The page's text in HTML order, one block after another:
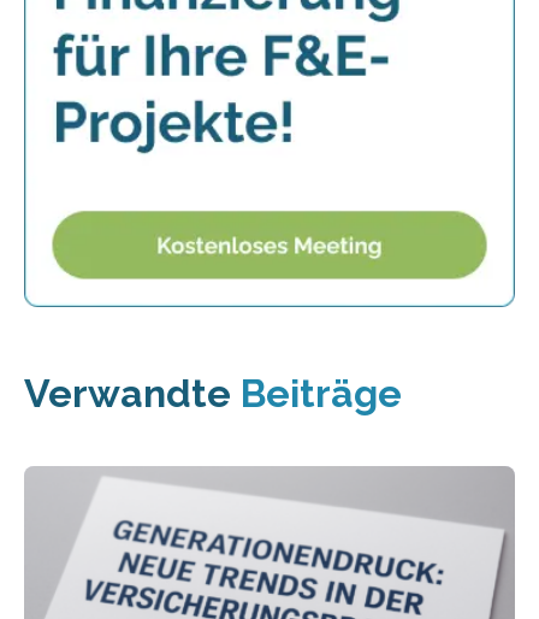
Verwandte Beiträge